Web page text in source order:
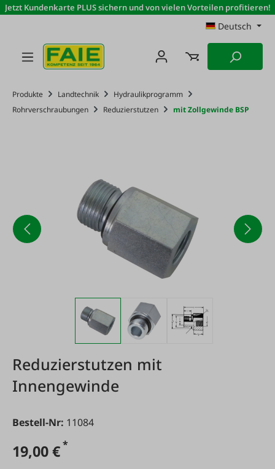
Zum Hauptinhalt springen
Jetzt Kundenkarte PLUS sichern und von vielen Vorteilen profitieren!
Deutsch
Produkte Landtechnik
Hydraulikprogramm
Rohrverschraubungen
Reduzierstutzen mit Zollgewinde BSP
Reduzierstutzen mit
Innengewinde
Bestell-Nr: 11084
19,00 €*